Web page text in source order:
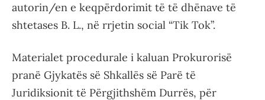
autorin/en e keqpërdorimit të të dhënave të
shtetases B. L., në rrjetin social “Tik Tok”.
Materialet procedurale i kaluan Prokurorisë
pranë Gjykatës së Shkallës së Parë të
Juridiksionit të Përgjithshëm Durrës, për